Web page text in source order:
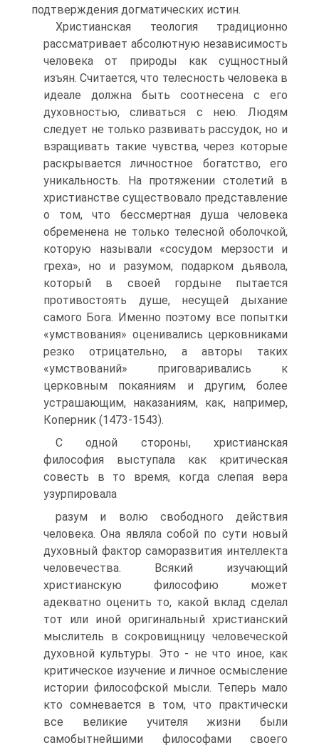
подтверждения догматических истин.
Христианская теология традиционно
рассматривает абсо­лютную независимость
человека от природы как сущностный
изъян. Считается, что телесность человека в
идеале должна быть соотнесена с его
духовностью, сливаться с нею. Людям
следует не только развивать рассудок, но и
взращивать такие чувства, через которые
раскрывается личностное богатство, его
уникальность. На протяжении столетий в
христианстве сущест­вовало представление
о том, что бессмертная душа человека
обременена не только телесной оболочкой,
которую называли «сосудом мерзости и
греха», но и разумом, подарком дьявола,
который в своей гордыне пытается
противостоять душе, несу­щей дыхание
самого Бога. Именно поэтому все попытки
«умст­вования» оценивались церковниками
резко отрицательно, а ав­торы таких
«умствований» приговаривались к
церковным по­каяниям и другим, более
устрашающим, наказаниям, как, на­пример,
Коперник (1473-1543).
С одной стороны, христианская
философия выступала как критическая
совесть в то время, когда слепая вера
узурпировала
разум и волю свободного действия
человека. Она являла собой по сути новый
духовный фактор саморазвития интеллекта
чело­вечества. Всякий изучающий
христианскую философию может
адекватно оценить то, какой вклад сделал
тот или иной ориги­нальный христианский
мыслитель в сокровищницу человече­ской
духовной культуры. Это - не что иное, как
критическое изучение и личное осмысление
истории философской мысли. Теперь мало
кто сомневается в том, что практически
все вели­кие учителя жизни были
самобытнейшими философами своего